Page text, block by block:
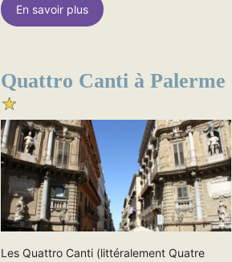
En savoir plus
Quattro Canti à Palerme
Les Quattro Canti (littéralement Quatre